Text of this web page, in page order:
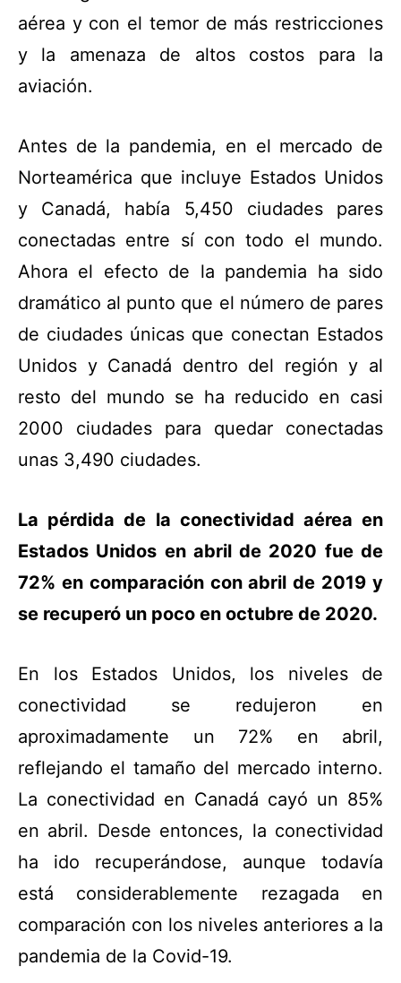
aérea y con el temor de más restricciones
y la amenaza de altos costos para la
aviación.
Antes de la pandemia, en el mercado de
Norteamérica que incluye Estados Unidos
y Canadá, había 5,450 ciudades pares
conectadas entre sí con todo el mundo.
Ahora el efecto de la pandemia ha sido
dramático al punto que el número de pares
de ciudades únicas que conectan Estados
Unidos y Canadá dentro del región y al
resto del mundo se ha reducido en casi
2000 ciudades para quedar conectadas
unas 3,490 ciudades.
La pérdida de la conectividad aérea en
Estados Unidos en abril de 2020 fue de
72% en comparación con abril de 2019 y
se recuperó un poco en octubre de 2020.
En los Estados Unidos, los niveles de
conectividad se redujeron en
aproximadamente un 72% en abril,
reflejando el tamaño del mercado interno.
La conectividad en Canadá cayó un 85%
en abril. Desde entonces, la conectividad
ha ido recuperándose, aunque todavía
está considerablemente rezagada en
comparación con los niveles anteriores a la
pandemia de la Covid-19.